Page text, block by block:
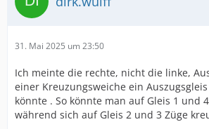
31. Mai 2025 um 23:50
Ich meinte die rechte, nicht die linke,
einer Kreuzungsweiche ein
könnte . So könnte man auf Gleis 1 und
während sich auf Gleis 2 und 3 Züge